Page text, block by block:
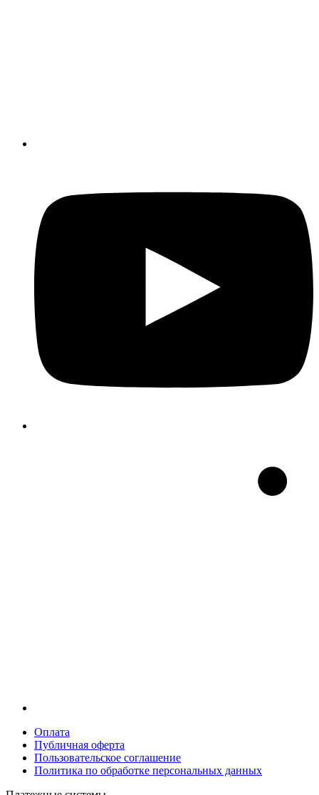
Оплата
Публичная оферта
Пользовательское соглашение
Политика по обработке персональных данных